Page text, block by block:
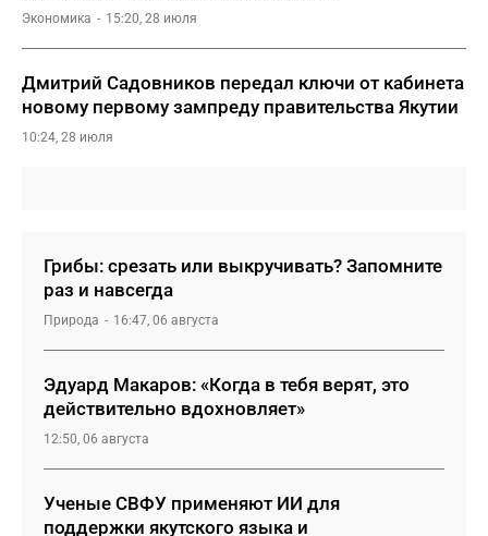
Экономика 15:20, 28 июля
Дмитрий Садовников передал ключи от кабинета
новому первому зампреду правительства Якутии
10:24, 28 июля
Грибы: срезать или выкручивать? Запомните
раз и навсегда
Природа 16:47, 06 августа
Эдуард Макаров: «Когда в тебя верят, это
действительно вдохновляет»
12:50, 06 августа
Ученые СВФУ применяют ИИ для
поддержки якутского языка и